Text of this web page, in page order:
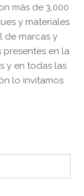
más de 3,000
y materiales
de marcas y
en la
y en todas las
lo invitamos